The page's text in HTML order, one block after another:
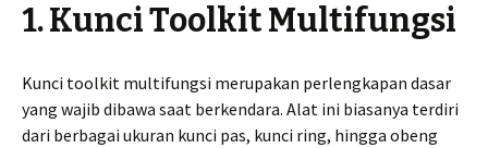
1. Kunci Toolkit Multifungsi
Kunci toolkit multifungsi merupakan perlengkapan dasar
yang wajib dibawa saat berkendara. Alat ini biasanya terdiri
dari berbagai ukuran kunci pas, kunci ring, hingga obeng